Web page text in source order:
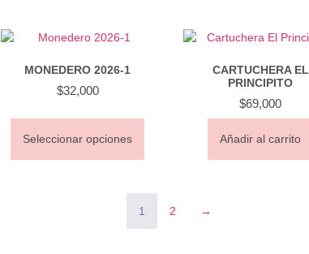
MONEDERO 2026-1
$32,000
Seleccionar opciones
CARTUCHERA EL
PRINCIPITO
$69,000
Añadir al carrito
1 2 →